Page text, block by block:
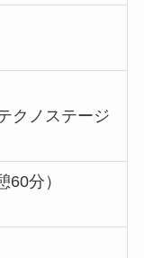
クノステージ
60分）